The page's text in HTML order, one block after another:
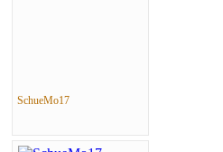
SchueMo17